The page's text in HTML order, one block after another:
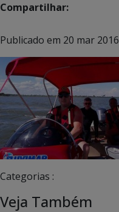
Compartilhar:
Publicado em 20 mar 2016
Categorias :
Veja Também